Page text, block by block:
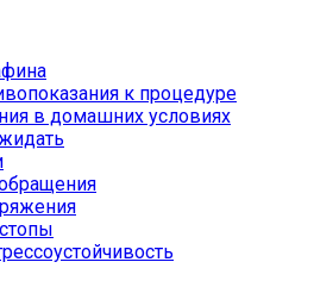
к процедуре
в домашних условиях